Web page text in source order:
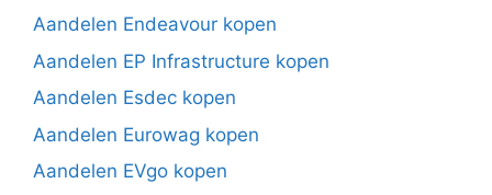
Aandelen Endeavour kopen
Aandelen EP Infrastructure kopen
Aandelen Esdec kopen
Aandelen Eurowag kopen
Aandelen EVgo kopen